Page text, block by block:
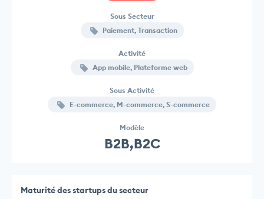
Sous Secteur
Paiement, Transaction
Activité
App mobile, Plateforme web
Sous Activité
E-commerce, M-commerce, S-commerce
Modèle
B2B,B2C
Maturité des startups du secteur